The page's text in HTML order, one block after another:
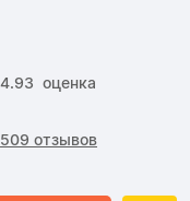
4.93 оценка
509 отзывов